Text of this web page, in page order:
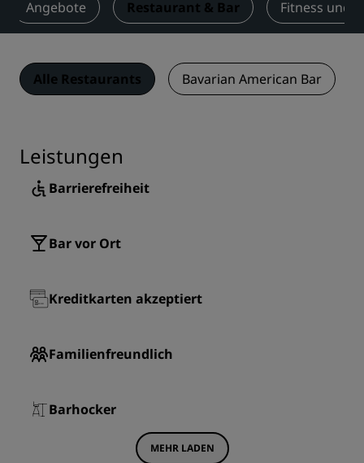
Angebote Restaurant & Bar Fitness und
Alle Restaurants Bavarian American Bar
Leistungen
Barrierefreiheit
Bar vor Ort
Kreditkarten akzeptiert
Familienfreundlich
Barhocker
MEHR LADEN